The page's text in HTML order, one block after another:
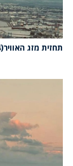
תחזית מזג האוויר(10/07/24): חם מהרגיל עד שרבי